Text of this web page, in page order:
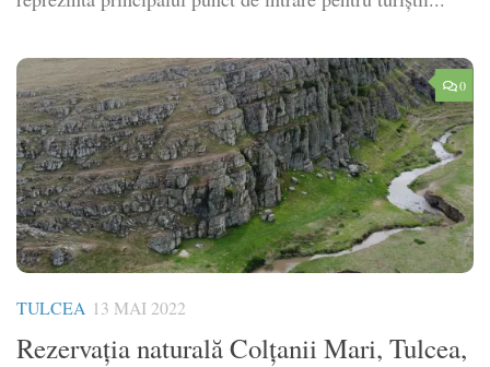
0
TULCEA 13 MAI 2022
Rezervația naturală Colțanii Mari, Tulcea,